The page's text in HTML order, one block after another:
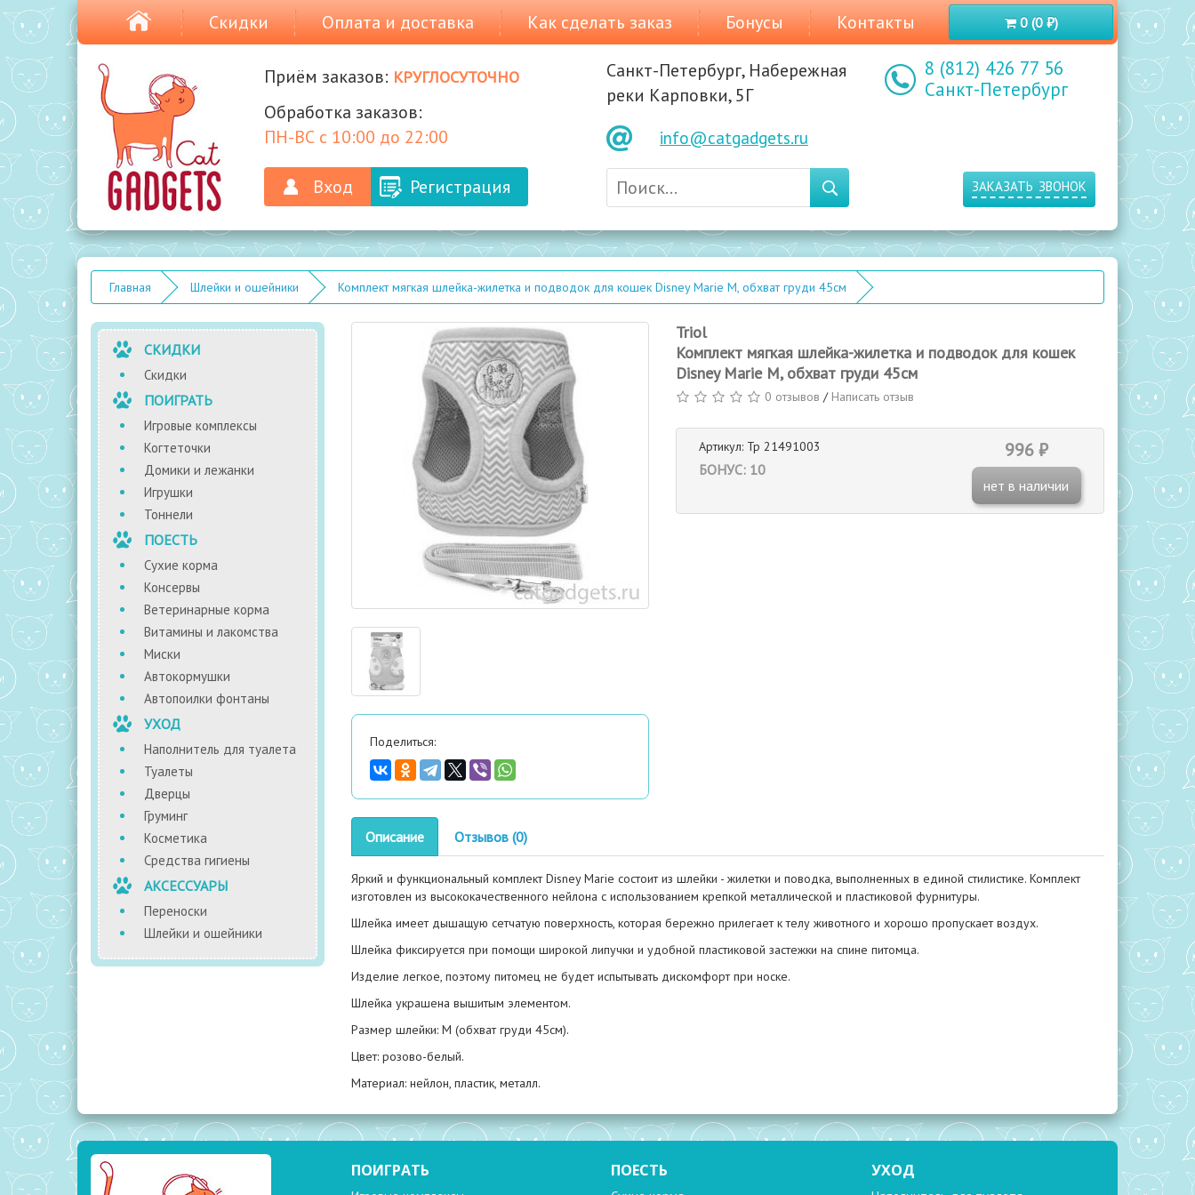
0 (0 ₽)
Скидки Оплата и доставка Как сделать заказ Бонусы Контакты
Приём заказов: круглосуточно
Обработка заказов:
ПН-ВС с 10:00 до 22:00
Вход Регистрация
Санкт-Петербург, Набережная
реки Карповки, 5Г
info@catgadgets.ru
8 (812) 426 77 56
Санкт-Петербург
заказать звонок
Главная Шлейки и ошейники Комплект мягкая шлейка-жилетка и подводок для кошек Disney Marie M, обхват груди 45см
СКИДКИ
Скидки
ПОИГРАТЬ
Игровые комплексы
Когтеточки
Домики и лежанки
Игрушки
Тоннели
ПОЕСТЬ
Сухие корма
Консервы
Ветеринарные корма
Витамины и лакомства
Миски
Автокормушки
Автопоилки фонтаны
УХОД
Наполнитель для туалета
Туалеты
Дверцы
Груминг
Косметика
Средства гигиены
АКСЕССУАРЫ
Переноски
Шлейки и ошейники
Поделиться:
Triol
Комплект мягкая шлейка-жилетка и подводок для кошек
Disney Marie M, обхват груди 45см
0 отзывов / Написать отзыв
Артикул: Тр 21491003
БОНУС: 10
996 ₽
нет в наличии
Описание Отзывов (0)
Яркий и функциональный комплект Disney Marie состоит из шлейки - жилетки и поводка, выполненных в единой стилистике. Комплект
изготовлен из высококачественного нейлона с использованием крепкой металлической и пластиковой фурнитуры.
Шлейка имеет дышащую сетчатую поверхность, которая бережно прилегает к телу животного и хорошо пропускает воздух.
Шлейка фиксируется при помощи широкой липучки и удобной пластиковой застежки на спине питомца.
Изделие легкое, поэтому питомец не будет испытывать дискомфорт при носке.
Шлейка украшена вышитым элементом.
Размер шлейки: M (обхват груди 45см).
Цвет: розово-белый.
Материал: нейлон, пластик, металл.
ПОИГРАТЬ ПОЕСТЬ УХОД